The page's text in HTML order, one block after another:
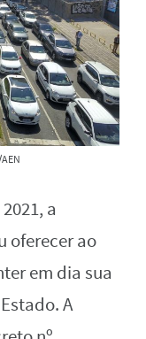
a
oferecer ao
em dia sua
A